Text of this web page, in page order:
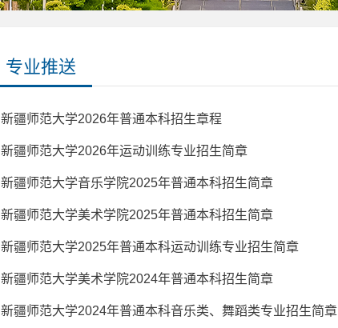
专业推送
新疆师范大学2026年普通本科招生章程
新疆师范大学2026年运动训练专业招生简章
新疆师范大学音乐学院2025年普通本科招生简章
新疆师范大学美术学院2025年普通本科招生简章
新疆师范大学2025年普通本科运动训练专业招生简章
新疆师范大学美术学院2024年普通本科招生简章
新疆师范大学2024年普通本科音乐类、舞蹈类专业招生简章